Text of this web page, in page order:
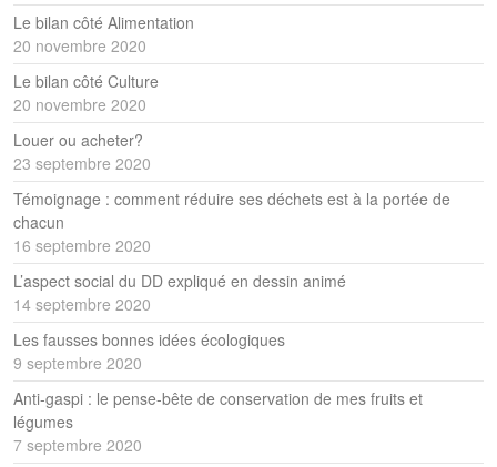
Le bilan côté Alimentation
20 novembre 2020
Le bilan côté Culture
20 novembre 2020
Louer ou acheter?
23 septembre 2020
Témoignage : comment réduire ses déchets est à la portée de
chacun
16 septembre 2020
L’aspect social du DD expliqué en dessin animé
14 septembre 2020
Les fausses bonnes idées écologiques
9 septembre 2020
Anti-gaspi : le pense-bête de conservation de mes fruits et
légumes
7 septembre 2020